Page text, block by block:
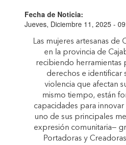
Fecha de Noticia:
Jueves, Diciembre 11, 2025 -
Las mujeres artesanas de
en la provincia de
recibiendo herramientas
derechos e identificar
violencia que afectan
mismo tiempo, están
capacidades para
uno de sus principales
expresión comunitaria—
Portadoras y